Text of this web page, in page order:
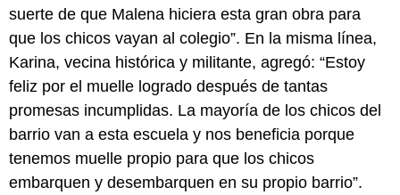
suerte de que Malena hiciera esta gran obra para
que los chicos vayan al colegio”. En la misma línea,
Karina, vecina histórica y militante, agregó: “Estoy
feliz por el muelle logrado después de tantas
promesas incumplidas. La mayoría de los chicos del
barrio van a esta escuela y nos beneficia porque
tenemos muelle propio para que los chicos
embarquen y desembarquen en su propio barrio”.